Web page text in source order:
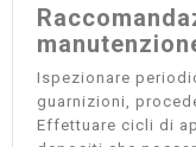
Ispezionare
guarnizioni,
Effettuare cicli di